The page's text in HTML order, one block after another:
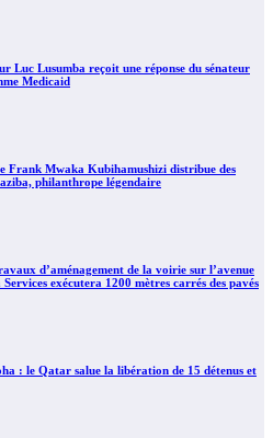
Luc Lusumba reçoit une réponse du sénateur
Medicaid
Frank Mwaka Kubihamushizi distribue des
philanthrope légendaire
d’aménagement de la voirie sur l’avenue
exécutera 1200 mètres carrés des pavés
: le Qatar salue la libération de 15 détenus et